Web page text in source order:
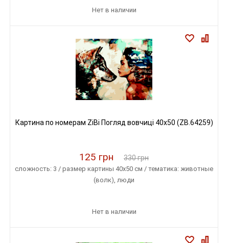
Нет в наличии
Картина по номерам ZiBi Погляд вовчиці 40x50 (ZB.64259)
125 грн 330 грн
сложность: 3 / размер картины 40х50 см / тематика: животные
(волк), люди
Нет в наличии